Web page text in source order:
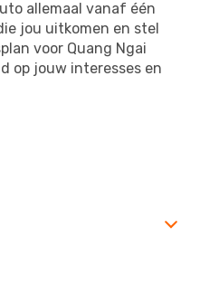
allemaal vanaf één
jou uitkomen en stel
voor Quang Ngai
op jouw interesses en